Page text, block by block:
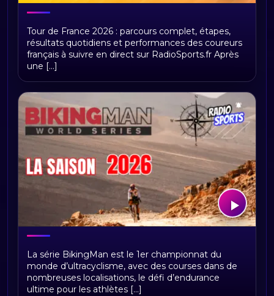
Tour de France 2026 : présentation,
étapes et replays Radio Sports
Tour de France 2026 : parcours complet, étapes,
résultats quotidiens et performances des coureurs
français à suivre en direct sur RadioSports.fr Après
une [...]
BikingMan Direct : toute la saison 2026
du championnat du monde
d'ultracyclisme sur Radio Sports
La série BikingMan est le 1er championnat du
monde d’ultracyclisme, avec des courses dans de
nombreuses localisations, le défi d’endurance
ultime pour les athlètes [...]